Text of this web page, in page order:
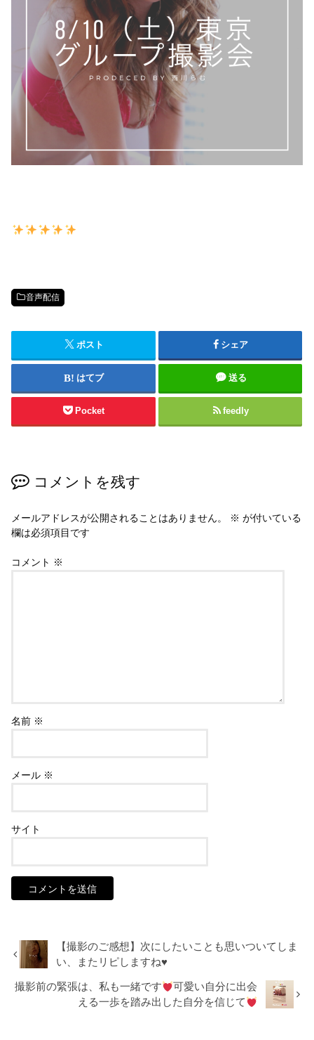
音声配信
ポスト シェア
はてブ 送る
Pocket feedly
コメントを残す
メールアドレスが公開されることはありません。 ※ が付いている
欄は必須項目です
コメント ※
名前 ※
メール ※
サイト
【撮影のご感想】次にしたいことも思いついてしま
い、またリピしますね♥️
撮影前の緊張は、私も一緒です
可愛い自分に出会
える一歩を踏み出した自分を信じて